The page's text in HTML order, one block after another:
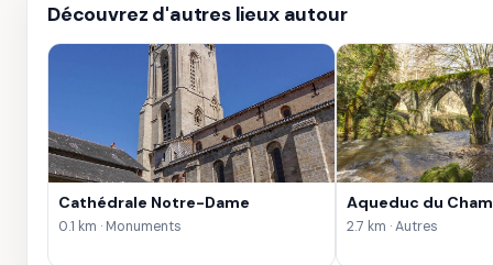
Découvrez d'autres lieux autour
Cathédrale Notre-Dame
0.1 km · Monuments
Aqueduc du
2.7 km · Autres